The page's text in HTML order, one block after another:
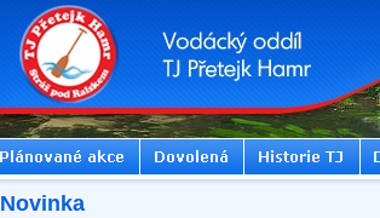
Novinka